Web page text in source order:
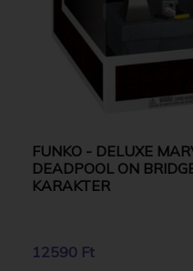
FUNKO - DELUXE
DEADPOOL ON
KARAKTER
12590 Ft